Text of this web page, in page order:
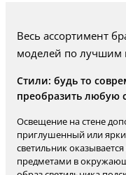
Весь ассортимент
моделей по лучшим
Стили: будь то
преобразить любую
Освещение на стене
приглушенный или
светильник
предметами в